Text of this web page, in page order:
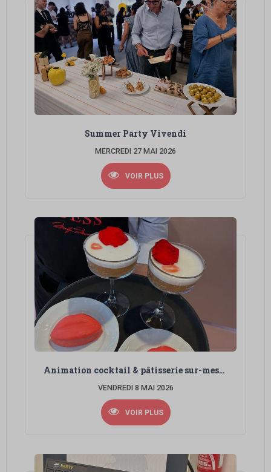
Summer Party Vivendi
MERCREDI 27 MAI 2026
VOIR PLUS
Animation cocktail & pâtisserie sur-mesure
VENDREDI 8 MAI 2026
VOIR PLUS